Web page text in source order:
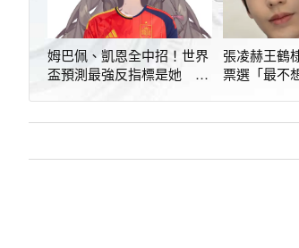
姆巴佩、凱恩全中招！世界
盃預測最強反指標是她 決
張凌赫王鶴
票選「最不